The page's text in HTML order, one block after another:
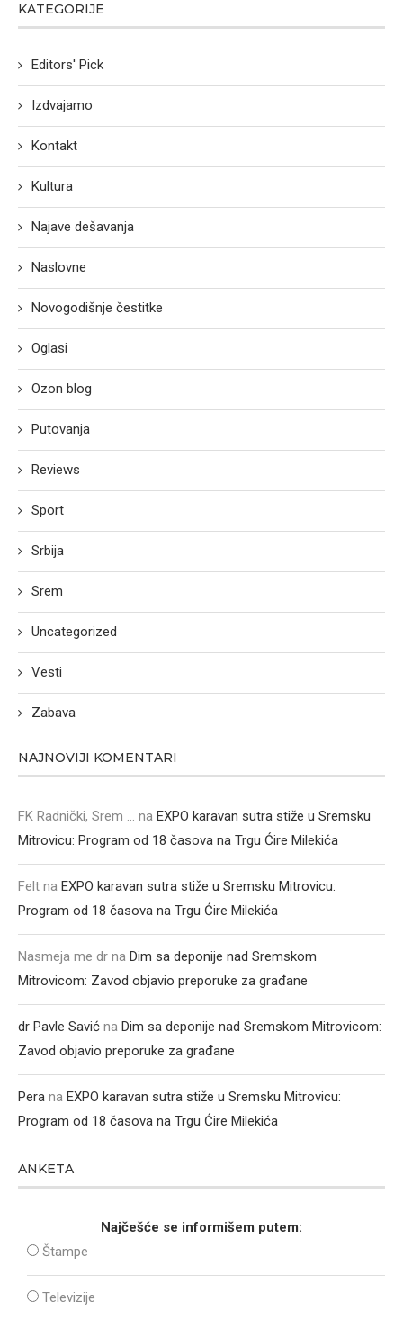
KATEGORIJE
Editors' Pick
Izdvajamo
Kontakt
Kultura
Najave dešavanja
Naslovne
Novogodišnje čestitke
Oglasi
Ozon blog
Putovanja
Reviews
Sport
Srbija
Srem
Uncategorized
Vesti
Zabava
NAJNOVIJI KOMENTARI
FK Radnički, Srem ... na EXPO karavan sutra stiže u Sremsku
Mitrovicu: Program od 18 časova na Trgu Ćire Milekića
Felt na EXPO karavan sutra stiže u Sremsku Mitrovicu:
Program od 18 časova na Trgu Ćire Milekića
Nasmeja me dr na Dim sa deponije nad Sremskom
Mitrovicom: Zavod objavio preporuke za građane
dr Pavle Savić na Dim sa deponije nad Sremskom Mitrovicom:
Zavod objavio preporuke za građane
Pera na EXPO karavan sutra stiže u Sremsku Mitrovicu:
Program od 18 časova na Trgu Ćire Milekića
ANKETA
Najčešće se informišem putem:
Štampe
Televizije